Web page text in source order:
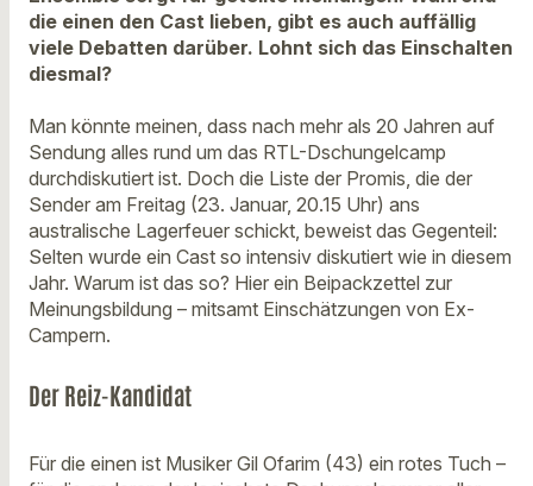
die einen den Cast lieben, gibt es auch auffällig
viele Debatten darüber. Lohnt sich das Einschalten
diesmal?
Man könnte meinen, dass nach mehr als 20 Jahren auf
Sendung alles rund um das RTL-Dschungelcamp
durchdiskutiert ist. Doch die Liste der Promis, die der
Sender am Freitag (23. Januar, 20.15 Uhr) ans
australische Lagerfeuer schickt, beweist das Gegenteil:
Selten wurde ein Cast so intensiv diskutiert wie in diesem
Jahr. Warum ist das so? Hier ein Beipackzettel zur
Meinungsbildung – mitsamt Einschätzungen von Ex-
Campern.
Der Reiz-Kandidat
Für die einen ist Musiker Gil Ofarim (43) ein rotes Tuch –